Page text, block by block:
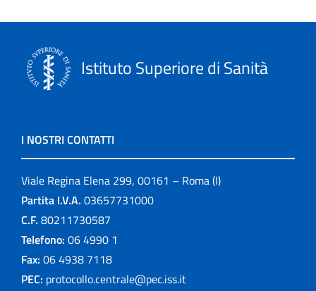
Istituto Superiore di Sanità
I NOSTRI CONTATTI
Viale Regina Elena 299, 00161 – Roma (I)
Partita I.V.A. 03657731000
C.F. 80211730587
Telefono: 06 4990 1
Fax: 06 4938 7118
PEC: protocollo.centrale@pec.iss.it